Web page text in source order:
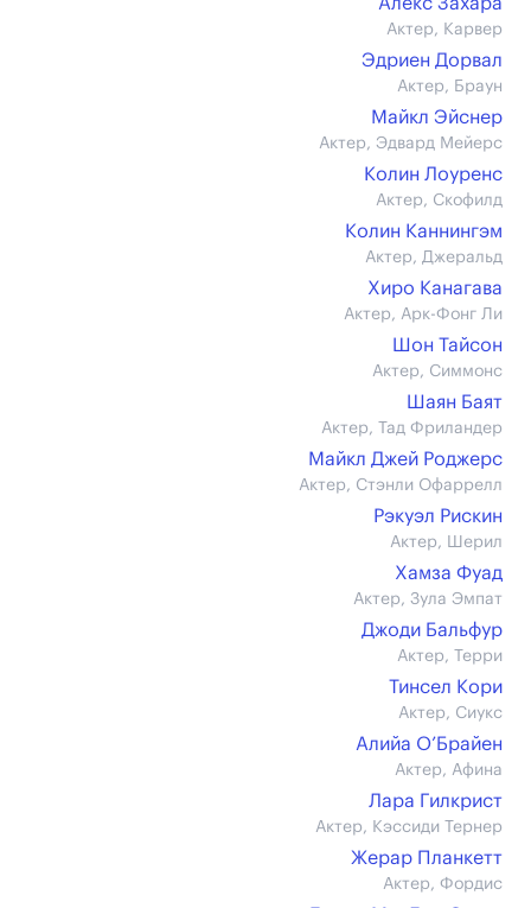
Актер, Карвер
Эдриен Дорвал
Актер, Браун
Майкл Эйснер
Актер, Эдвард Мейерс
Колин Лоуренс
Актер, Скофилд
Колин Каннингэм
Актер, Джеральд
Хиро Канагава
Актер, Арк-Фонг Ли
Шон Тайсон
Актер, Симмонс
Шаян Баят
Актер, Тад Фриландер
Майкл Джей Роджерс
Актер, Стэнли Офаррелл
Рэкуэл Рискин
Актер, Шерил
Хамза Фуад
Актер, Зула Эмпат
Джоди Бальфур
Актер, Терри
Тинсел Кори
Актер, Сиукс
Алийа О’Брайен
Актер, Афина
Лара Гилкрист
Актер, Кэссиди Тернер
Жерар Планкетт
Актер, Фордис